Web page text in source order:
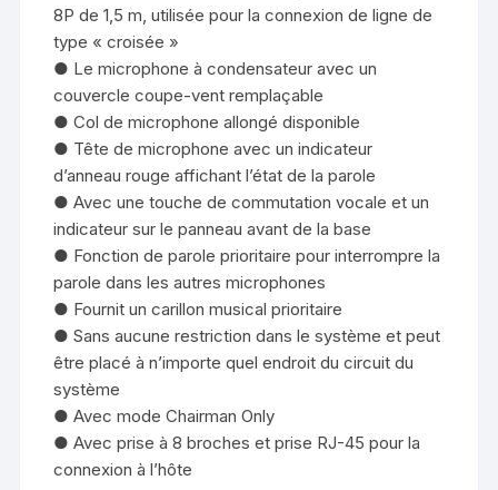
8P de 1,5 m, utilisée pour la connexion de ligne de
type « croisée »
● Le microphone à condensateur avec un
couvercle coupe-vent remplaçable
● Col de microphone allongé disponible
● Tête de microphone avec un indicateur
d’anneau rouge affichant l’état de la parole
● Avec une touche de commutation vocale et un
indicateur sur le panneau avant de la base
● Fonction de parole prioritaire pour interrompre la
parole dans les autres microphones
● Fournit un carillon musical prioritaire
● Sans aucune restriction dans le système et peut
être placé à n’importe quel endroit du circuit du
système
● Avec mode Chairman Only
● Avec prise à 8 broches et prise RJ-45 pour la
connexion à l’hôte